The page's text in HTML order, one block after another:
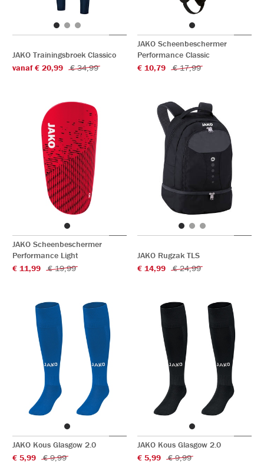
JAKO Trainingsbroek Classico
vanaf € 20,99
€ 34,99
JAKO Scheenbeschermer
Performance Classic
€ 10,79
€ 17,99
JAKO Scheenbeschermer
Performance Light
€ 11,99
€ 19,99
JAKO Rugzak TLS
€ 14,99
€ 24,99
JAKO Kous Glasgow 2.0
€ 5,99
€ 9,99
JAKO Kous Glasgow 2.0
€ 5,99
€ 9,99